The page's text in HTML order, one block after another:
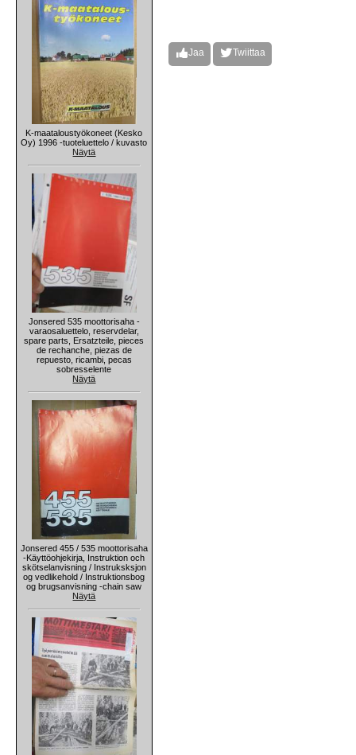
K-maataloustyökoneet (Kesko
Oy) 1996 -tuoteluettelo / kuvasto
Näytä
Jonsered 535 moottorisaha -
varaosaluettelo, reservdelar,
spare parts, Ersatzteile, pieces
de rechanche, piezas de
repuesto, ricambi, pecas
sobresselente
Näytä
Jonsered 455 / 535 moottorisaha
-Käyttöohjekirja, Instruktion och
skötselanvisning / Instruksksjon
og vedlikehold / Instruktionsbog
og brugsanvisning -chain saw
Näytä
Jaa Twiittaa